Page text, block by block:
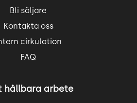
Bli säljare
Kontakta oss
cirkulation
FAQ
hållbara arbete